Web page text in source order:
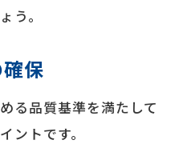
う。
保
る品質基準を満たして
ントです。